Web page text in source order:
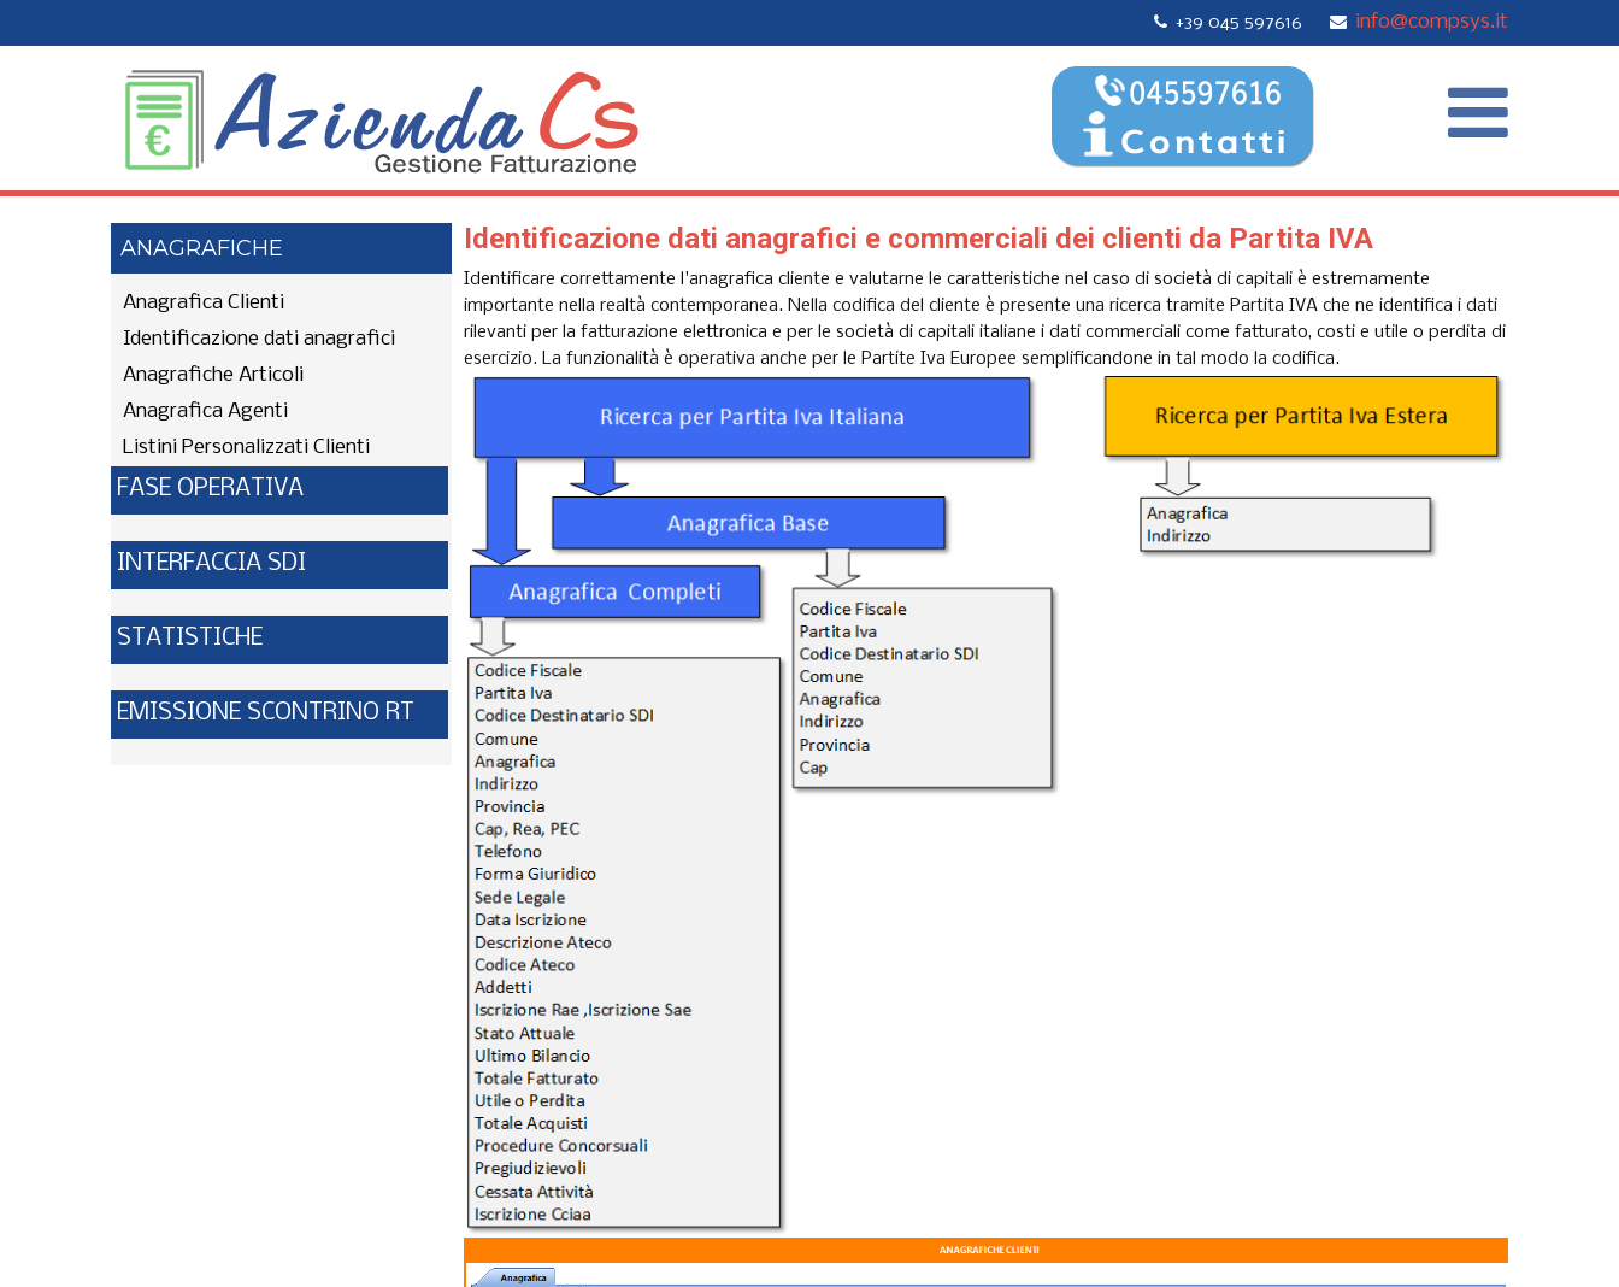
+39 045 597616 info@compsys.it
ANAGRAFICHE
Anagrafica Clienti
Identificazione dati anagrafici
Anagrafiche Articoli
Anagrafica Agenti
Listini Personalizzati Clienti
FASE OPERATIVA
INTERFACCIA SDI
STATISTICHE
EMISSIONE SCONTRINO RT
Identificazione dati anagrafici e commerciali dei clienti da Partita IVA
Identificare correttamente l'anagrafica cliente e valutarne le caratteristiche nel caso di società di capitali è estremamente
importante nella realtà contemporanea. Nella codifica del cliente è presente una ricerca tramite Partita IVA che ne identifica i dati
rilevanti per la fatturazione elettronica e per le società di capitali italiane i dati commerciali come fatturato, costi e utile o perdita di
esercizio. La funzionalità è operativa anche per le Partite Iva Europee semplificandone in tal modo la codifica.